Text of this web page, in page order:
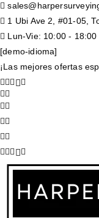
1 Ubi Ave 2, #01-05,
Lun-Vie: 10:00 - 18:00
[demo-idioma]
¡Las mejores ofertas